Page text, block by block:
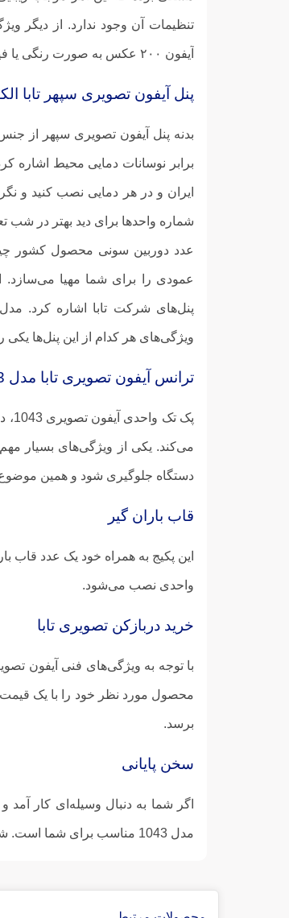
تنظیمات آن وجود ندارد. از دیگر
آیفون ۲۰۰ عکس به صورت رنگی یا فیلم‌های کوتاه ۱۵ ثانیه همراه با صدای مراجعه کنندگان ضبط و داشته باشید.
پنل آیفون تصویری سپهر تابا
بدنه پنل آیفون تصویری سپهر از
برابر نوسانات دمایی محیط اشاره
ایران و در هر دمایی نصب کنید و
شماره واحد‌ها برای دید بهتر در شب
پنل‌های شرکت تابا اشاره کرد.
ویژگی‌های هر کدام از این پنل‌ها یکی
ترانس آیفون تصویری تابا مدل 1043
پک
می‌کند. یکی از ویژگی‌های بسیار
دستگاه جلوگیری شود و همین
قاب باران گیر
واحدی نصب می‌شود.
خرید دربازکن تصویری تابا
با توجه به ویژگی‌های فنی آیفون
محصول مورد نظر خود را با یک
برسد.
سخن پایانی
اگر شما به دنبال وسیله‌ای کار
مدل 1043 مناسب برای شما است. شما می‌توانید برای دیدن محصول و همچنین خریداری آن به سایت